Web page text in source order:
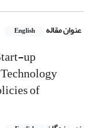
عنوان مقاله English
up
of